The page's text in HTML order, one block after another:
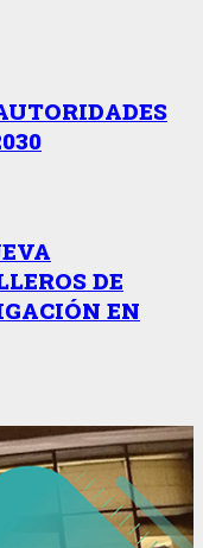
DE
EN